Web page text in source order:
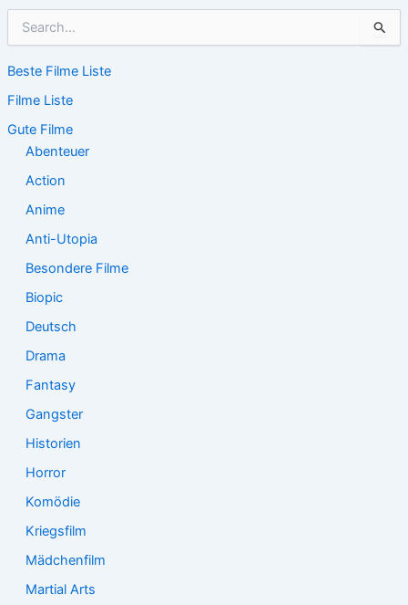
h
n
n
Beste Filme Liste
Filme Liste
Gute Filme
Abenteuer
Action
Anime
Anti-Utopia
Besondere Filme
Biopic
Deutsch
Drama
Fantasy
Gangster
Historien
Horror
Komödie
Kriegsfilm
Mädchenfilm
Martial Arts